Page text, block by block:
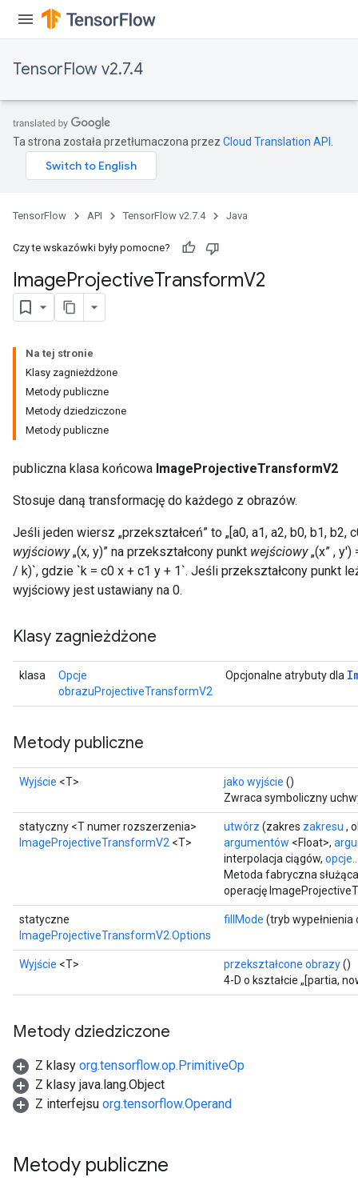
TensorFlow v2.7.4
Ta strona została przetłumaczona przez Cloud Translation API
TensorFlow API TensorFlow v2.7.4 Java
Czy te wskazówki były pomocne?
ImageProjectiveTransformV2
Na tej stronie
Klasy zagnieżdżone
Metody publiczne
Metody dziedziczone
Metody publiczne
publiczna klasa końcowa ImageProjectiveTransformV2
Stosuje daną transformację do każdego z obrazów.
Jeśli jeden wiersz „przekształceń” to „[a0, a1, a2, b0, b1,
wyjściowy„(x, y)” na przekształcony punkt wejściowy„(x” , y')
/ k)`, gdzie `k = c0 x + c1 y + 1`. Jeśli przekształcony punkt
wyjściowy jest ustawiany na 0.
Klasy zagnieżdżone
klasa
Opcje
obrazuProjectiveTransformV2
Opcjonalne atrybuty dla
Metody publiczne
Wyjście <T> jako wyjście ()
Zwraca symboliczny
statyczny <T numer rozszerzenia>
ImageProjectiveTransformV2 <T>
utwórz (zakres zakresu ,
argumentów <Float>,
interpolacja ciągów,
Metoda fabryczna
operację
statyczne
ImageProjectiveTransformV2.Options
fillMode (tryb wypełnienia
Wyjście <T> przekształcone obrazy()
4-D o kształcie „[partia,
Metody dziedziczone
Z klasy org.tensorflow.op.PrimitiveOp
Z klasy java.lang.Object
Z interfejsu org.tensorflow.Operand
Metody publiczne